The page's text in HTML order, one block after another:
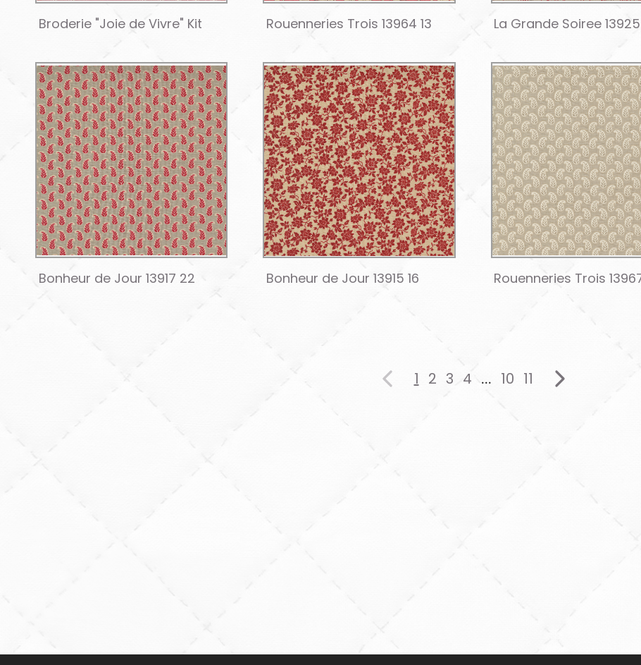
Broderie "Joie de Vivre" Kit Rouenneries Trois 13964 13 La Grande Soiree 13925
Bonheur de Jour 13917 22 Bonheur de Jour 13915 16 Rouenneries Trois
1 2 3 4 ... 10 11